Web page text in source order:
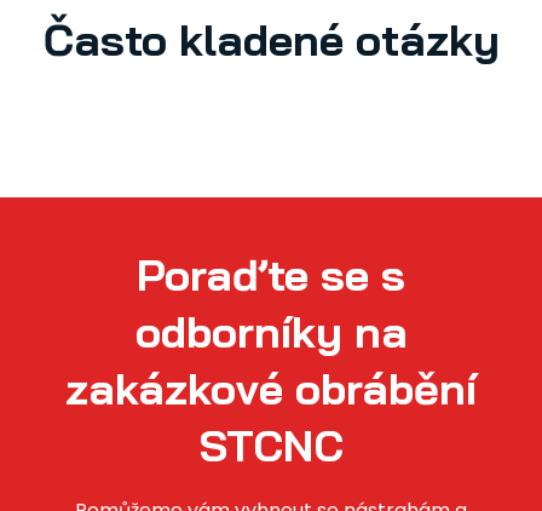
Často kladené otázky
Poraďte se s
odborníky na
zakázkové obrábění
STCNC